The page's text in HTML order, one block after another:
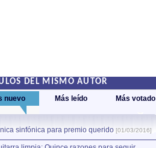
DEL MISMO AUTOR
nuevo Más leído Más votado
sinfónica para premio querido [01/03/2016]